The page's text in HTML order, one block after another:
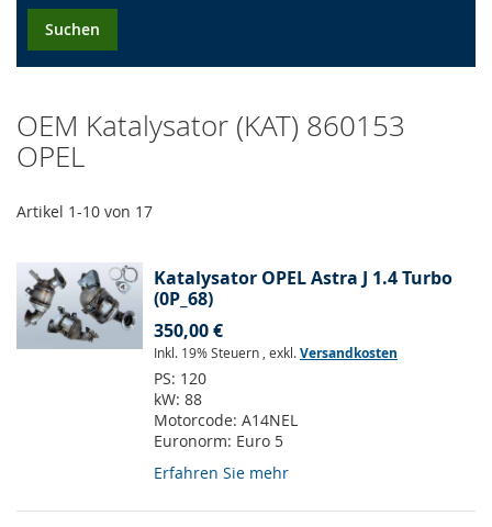
Suchen
OEM Katalysator (KAT) 860153
OPEL
Artikel 1-10 von 17
Katalysator OPEL Astra J 1.4 Turbo
(0P_68)
350,00 €
Inkl. 19% Steuern , exkl.Versandkosten
PS: 120
kW: 88
Motorcode: A14NEL
Euronorm: Euro 5
Erfahren Sie mehr